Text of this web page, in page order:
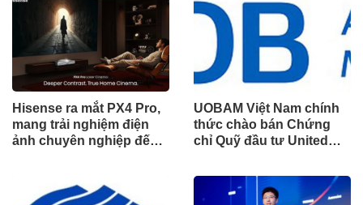
Hisense ra mắt PX4 Pro,
mang trải nghiệm điện
ảnh chuyên nghiệp đến
UOBAM Việt Nam chính
thức chào bán Chứng
chỉ Quỹ đầu tư United
(UMMF)